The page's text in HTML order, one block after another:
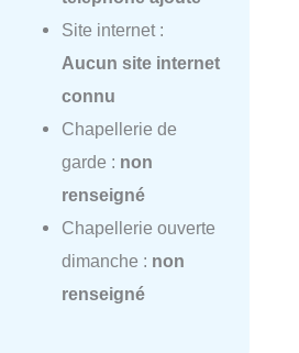
Site internet :
Aucun site internet
connu
Chapellerie de
garde : non
renseigné
Chapellerie ouverte
dimanche : non
renseigné